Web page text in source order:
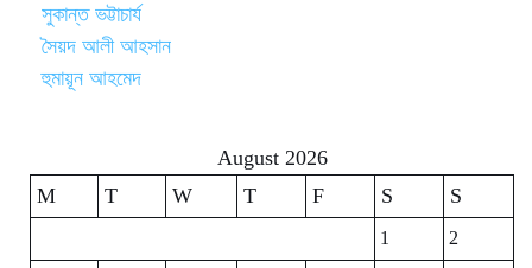
সুকান্ত ভট্টাচার্য
সৈয়দ আলী আহসান
হুমায়ূন আহমেদ
August 2026
M
T W T F S S
1
2